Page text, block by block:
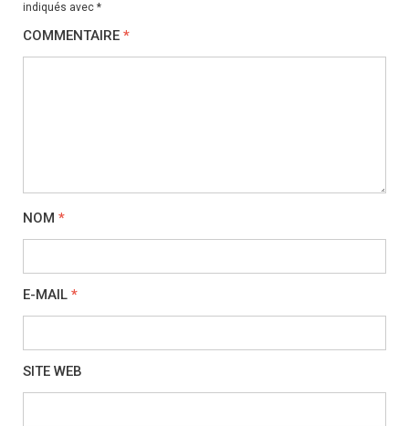
indiqués avec *
COMMENTAIRE *
NOM *
E-MAIL *
SITE WEB